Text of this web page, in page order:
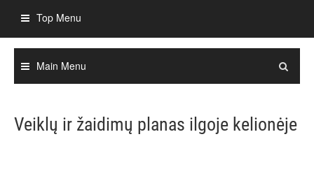
content
Top Menu
Main Menu
Veiklų ir žaidimų planas ilgoje kelionėje